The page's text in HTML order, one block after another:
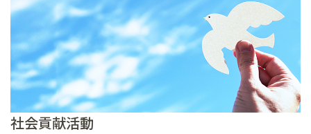
社会貢献活動